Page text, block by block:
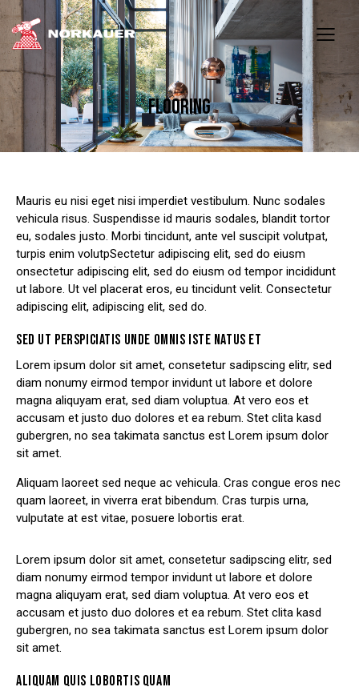
FLOORING
Mauris eu nisi eget nisi imperdiet vestibulum. Nunc sodales
vehicula risus. Suspendisse id mauris sodales, blandit tortor
eu, sodales justo. Morbi tincidunt, ante vel suscipit volutpat,
turpis enim volutpSectetur adipiscing elit, sed do eiusm
onsectetur adipiscing elit, sed do eiusm od tempor incididunt
ut labore. Ut vel placerat eros, eu tincidunt velit. Consectetur
adipiscing elit, adipiscing elit, sed do.
SED UT PERSPICIATIS UNDE OMNIS ISTE NATUS ET
Lorem ipsum dolor sit amet, consetetur sadipscing elitr, sed
diam nonumy eirmod tempor invidunt ut labore et dolore
magna aliquyam erat, sed diam voluptua. At vero eos et
accusam et justo duo dolores et ea rebum. Stet clita kasd
gubergren, no sea takimata sanctus est Lorem ipsum dolor
sit amet.
Aliquam laoreet sed neque ac vehicula. Cras congue eros nec
quam laoreet, in viverra erat bibendum. Cras turpis urna,
vulputate at est vitae, posuere lobortis erat.
Lorem ipsum dolor sit amet, consetetur sadipscing elitr, sed
diam nonumy eirmod tempor invidunt ut labore et dolore
magna aliquyam erat, sed diam voluptua. At vero eos et
accusam et justo duo dolores et ea rebum. Stet clita kasd
gubergren, no sea takimata sanctus est Lorem ipsum dolor
sit amet.
ALIQUAM QUIS LOBORTIS QUAM